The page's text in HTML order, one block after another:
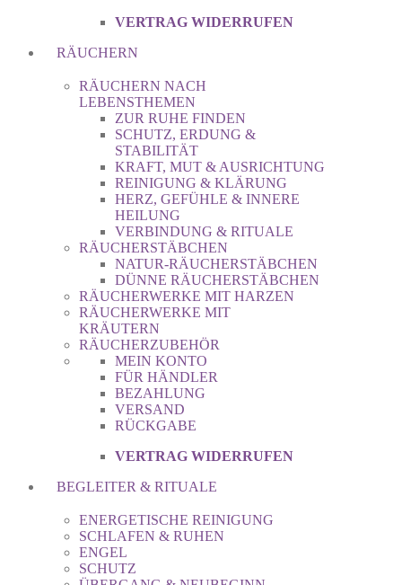
VERTRAG WIDERRUFEN
RÄUCHERN
RÄUCHERN NACH
LEBENSTHEMEN
ZUR RUHE FINDEN
SCHUTZ, ERDUNG &
STABILITÄT
KRAFT, MUT & AUSRICHTUNG
REINIGUNG & KLÄRUNG
HERZ, GEFÜHLE & INNERE
HEILUNG
VERBINDUNG & RITUALE
RÄUCHERSTÄBCHEN
NATUR-RÄUCHERSTÄBCHEN
DÜNNE RÄUCHERSTÄBCHEN
RÄUCHERWERKE MIT HARZEN
RÄUCHERWERKE MIT
KRÄUTERN
RÄUCHERZUBEHÖR
MEIN KONTO
FÜR HÄNDLER
BEZAHLUNG
VERSAND
RÜCKGABE
VERTRAG WIDERRUFEN
BEGLEITER & RITUALE
ENERGETISCHE REINIGUNG
SCHLAFEN & RUHEN
ENGEL
SCHUTZ